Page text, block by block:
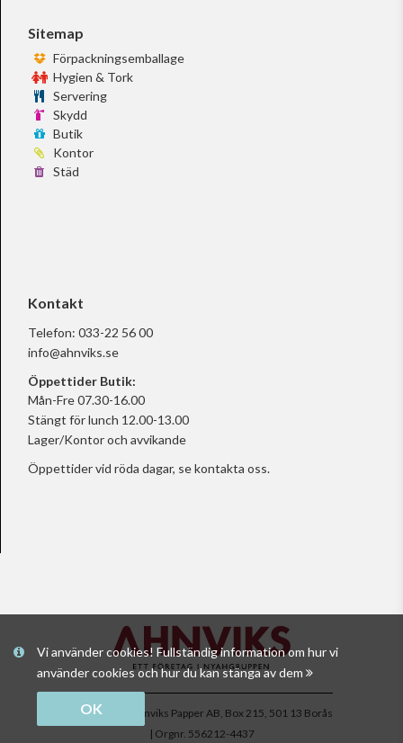
Vi använder cookies! Fullständig information om hur vi
använder cookies och hur du kan stänga av dem
OK
Sitemap
Förpackningsemballage
Hygien & Tork
Servering
Skydd
Butik
Kontor
Städ
Kontakt
Telefon: 033-22 56 00
info@ahnviks.se
Öppettider Butik:
Mån-Fre 07.30-16.00
Stängt för lunch 12.00-13.00
Lager/Kontor och avvikande
Öppettider vid röda dagar, sekontakta oss.
Copyright © Ahnviks Papper AB, Box 215, 501 13 Borås
| Orgnr. 556212-4437